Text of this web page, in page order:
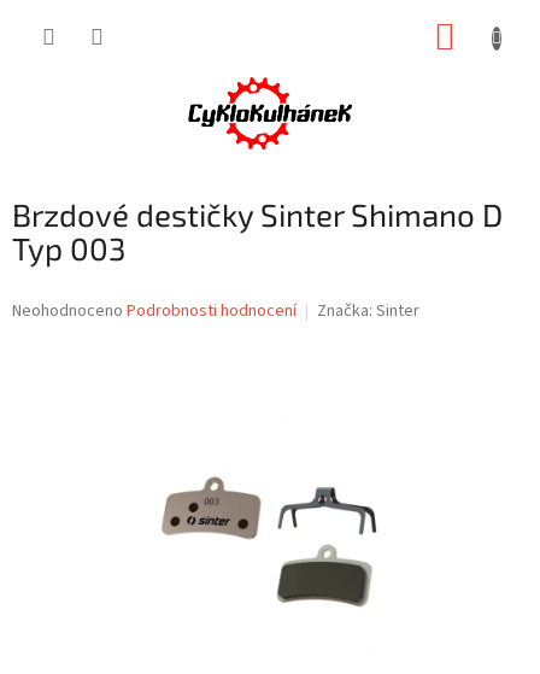
Brzdové destičky Sinter Shimano D
Typ 003
Průměrné
Neohodnoceno Podrobnosti hodnocení Značka: Sinter